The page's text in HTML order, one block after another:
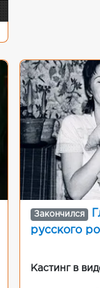
Закончился
русского
Кастинг в